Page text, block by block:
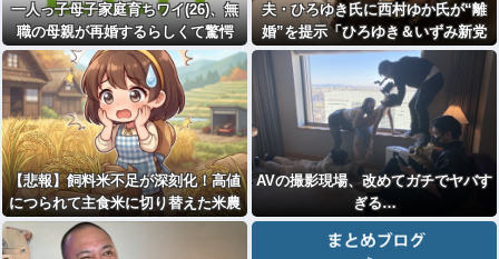
一人っ子母子家庭育ちワイ(26)、無
職の母親が再婚するらしくて驚愕
夫・ひろゆき氏に西村ゆか氏が“離
婚”を提示「ひろゆき＆いずみ新党
（仮）」の届け出を知らされず激
怒・・・
【悲報】飼料米不足が深刻化！高値
につられて主食米に切り替えた米農
家が多発したため畜産家ピンチに
AVの撮影現場、改めてガチでヤバす
ぎる…